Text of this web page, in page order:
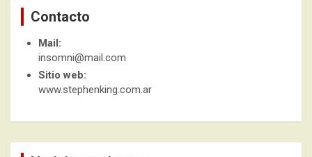
Contacto
Mail:
insomni@mail.com
Sitio web:
www.stephenking.com.ar